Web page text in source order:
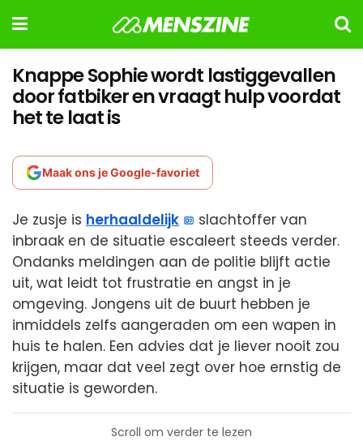
Knappe Sophie wordt lastiggevallen
door fatbiker en vraagt hulp voordat
het te laat is
Maak ons je Google-favoriet
Je zusje is herhaaldelijk
slachtoffer van
inbraak en de situatie escaleert steeds verder.
Ondanks meldingen aan de politie blijft actie
uit, wat leidt tot frustratie en angst in je
omgeving. Jongens uit de buurt hebben je
inmiddels zelfs aangeraden om een wapen in
huis te halen. Een advies dat je liever nooit zou
krijgen, maar dat veel zegt over hoe ernstig de
situatie is geworden.
Scroll om verder te lezen